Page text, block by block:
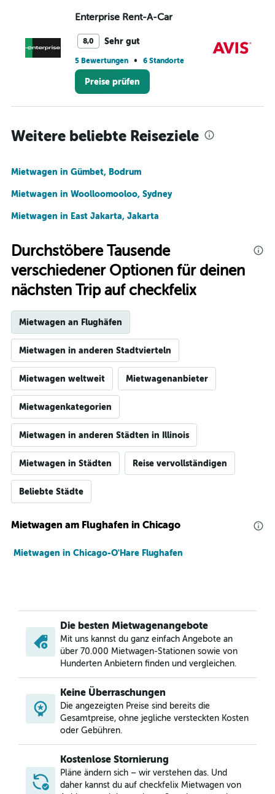
Enterprise Rent-A-Car
8,0 Sehr gut
5 Bewertungen • 6 Standorte
Preise prüfen
Weitere beliebte Reiseziele
Mietwagen in Gümbet, Bodrum
Mietwagen in Woolloomooloo, Sydney
Mietwagen in East Jakarta, Jakarta
Durchstöbere Tausende
verschiedener Optionen für deinen
nächsten Trip auf checkfelix
Mietwagen an Flughäfen
Mietwagen in anderen Stadtvierteln
Mietwagen weltweit Mietwagenanbieter
Mietwagenkategorien
Mietwagen in anderen Städten in Illinois
Mietwagen in Städten Reise vervollständigen
Beliebte Städte
Mietwagen am Flughafen in Chicago
Mietwagen in Chicago-O'Hare Flughafen
Die besten Mietwagenangebote
Mit uns kannst du ganz einfach Angebote an
über 70.000 Mietwagen-Stationen sowie von
Hunderten Anbietern finden und vergleichen.
Keine Überraschungen
Die angezeigten Preise sind bereits die
Gesamtpreise, ohne jegliche versteckten Kosten
oder Gebühren.
Kostenlose Stornierung
Pläne ändern sich – wir verstehen das. Und
daher kannst du auf checkfelix Mietwagen von